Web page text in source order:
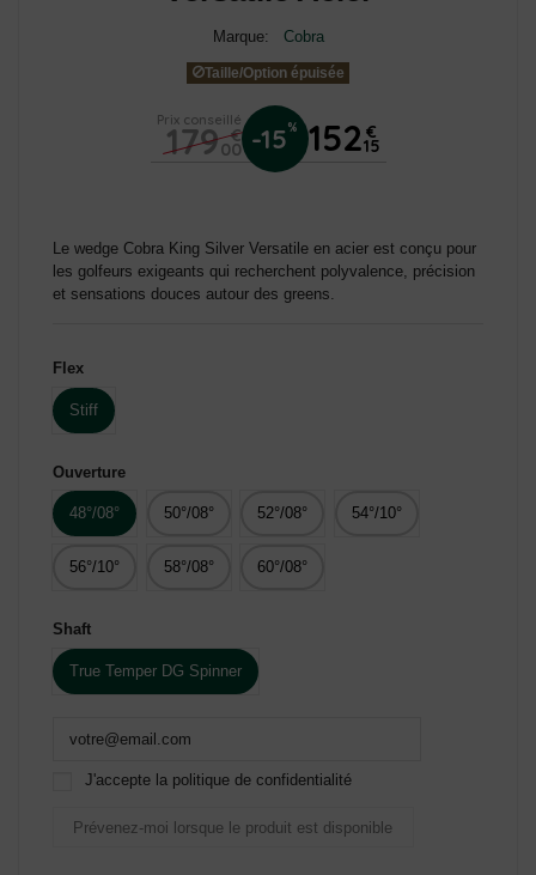
Marque: Cobra
Taille/Option épuisée
Prix conseillé
179 €
00 -15% 152 €
15
Le wedge Cobra King Silver Versatile en acier est conçu pour
les golfeurs exigeants qui recherchent polyvalence, précision
et sensations douces autour des greens.
Flex
Stiff
Ouverture
48°/08° 50°/08° 52°/08° 54°/10°
56°/10° 58°/08° 60°/08°
Shaft
True Temper DG Spinner
J'accepte la politique de confidentialité